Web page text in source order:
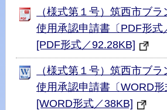
（様式第１号）筑西市ブ
使用承認申請書〔PDF形式
[PDF形式／92.28KB]
（様式第１号）筑西市ブ
使用承認申請書〔WORD形
[WORD形式／38KB]